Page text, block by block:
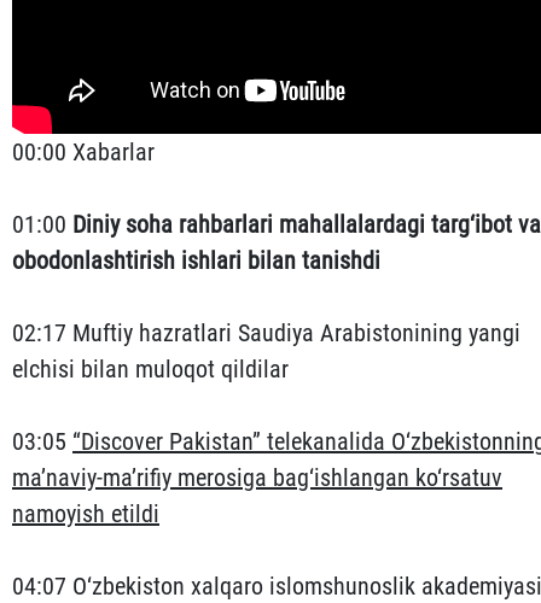
00:00 Xabarlar
01:00 Diniy soha rahbarlari mahallalardagi targ‘ibot va
obodonlashtirish ishlari bilan tanishdi
02:17 Muftiy hazratlari Saudiya Arabistonining yangi
elchisi bilan muloqot qildilar
03:05 “Discover Pakistan” telekanalida
ma’naviy-ma’rifiy merosiga bag‘ishlangan ko‘rsatuv
namoyish etildi
04:07 O‘zbekiston xalqaro islomshunoslik akademiyasi